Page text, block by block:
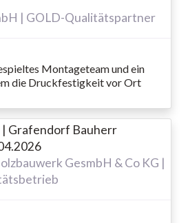
| GOLD-Qualitätspartner
Montageteam und ein
die Druckfestigkeit vor Ort
Grafendorf Bauherr
GesmbH & Co KG |